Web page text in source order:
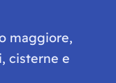
maggiore,
cisterne e